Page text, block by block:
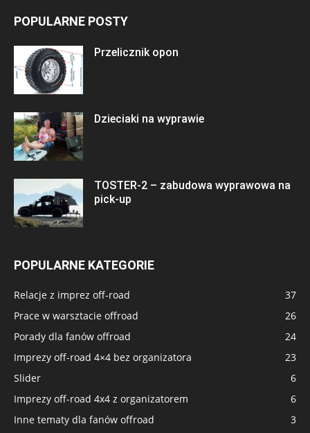
POPULARNE POSTY
Przelicznik opon
Dzieciaki na wyprawie
TOSTER-2 – zabudowa wyprawowa na
pick-up
POPULARNE KATEGORIE
Relacje z imprez off-road
37
Prace w warsztacie offroad
26
Porady dla fanów offroad
24
Imprezy off-road 4×4 bez organizatora
23
Slider
6
Imprezy off-road 4x4 z organizatorem
6
Inne tematy dla fanów offroad
3